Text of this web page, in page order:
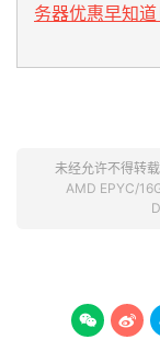
务器优惠早知道
未经允许不得转载
AMD EPYC/
 